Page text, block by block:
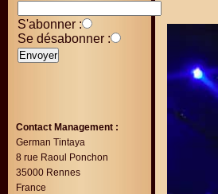
S'abonner :
Se désabonner :
Contact Management :
German Tintaya
8 rue Raoul Ponchon
35000 Rennes
France